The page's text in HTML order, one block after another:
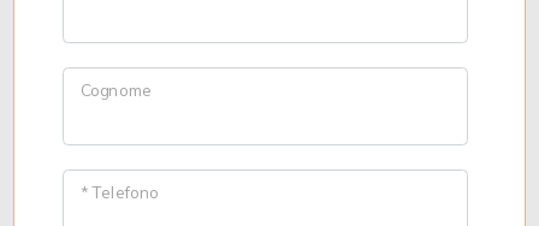
Cognome
* Telefono